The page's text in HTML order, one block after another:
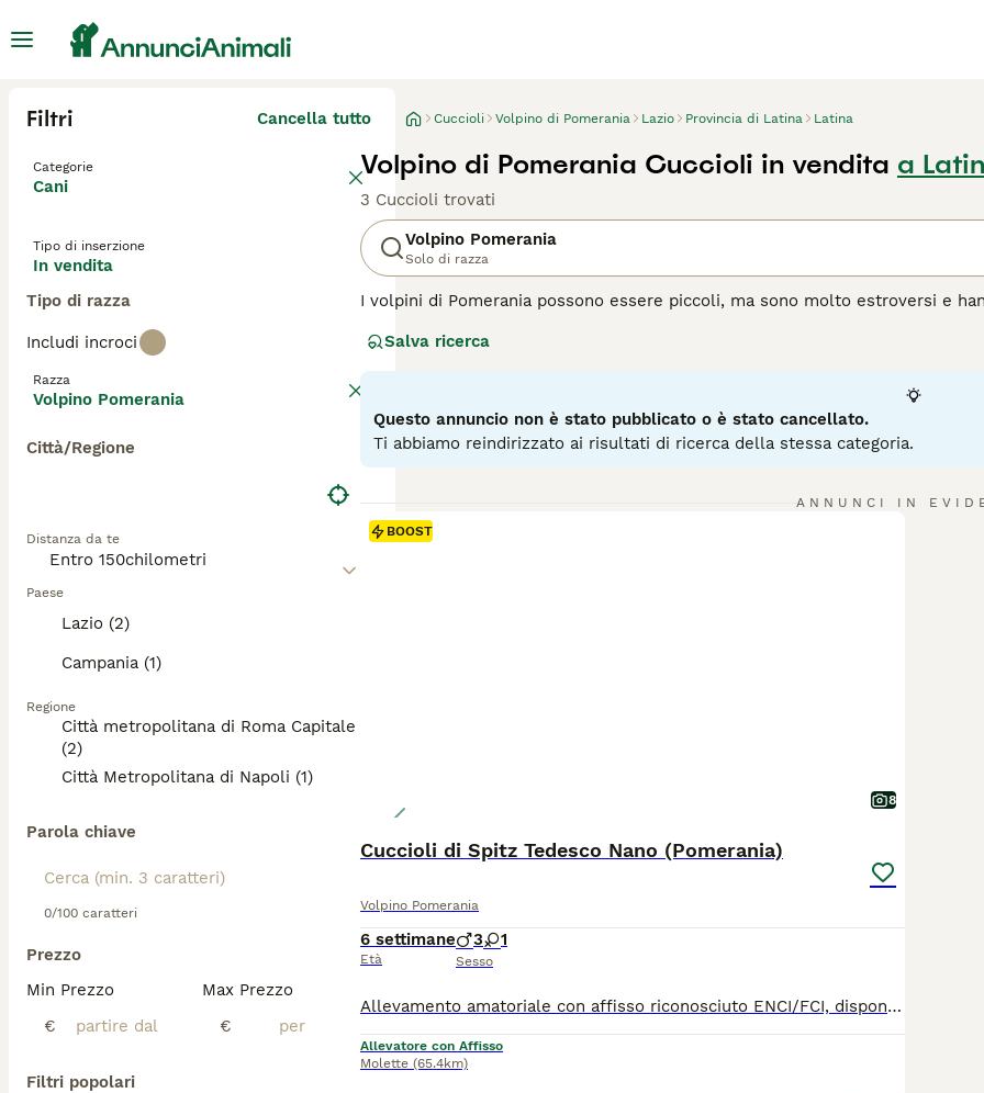
Filtri Cancella tutto
Categorie
Cani
Tipo di inserzione
In vendita
Tipo di razza
Includi incroci
Razza
Volpino Pomerania
Città/Regione
Distanza da te
Paese
Lazio (2)
Campania (1)
Regione
Città metropolitana di Roma Capitale
(2)
Città Metropolitana di Napoli (1)
Parola chiave
0/100 caratteri
Prezzo
Min Prezzo
€
Max Prezzo
€
Filtri popolari
Cuccioli Volpino di Pomerania Lazio Provincia di Latina Latina
Volpino di Pomerania Cuccioli in vendita a
3 Cuccioli trovati
Volpino Pomerania
Solo di razza
I volpini di Pomerania possono essere piccoli, ma sono molto estroversi e
questi volpini discendono dallo spitz tedesco, motivo per cui vengono
Leggi la nostra pagina di consigli sul Volpino Pomerania per informazioni su
Salva ricerca
Questo annuncio non è stato pubblicato o è stato cancellato.
Ti abbiamo reindirizzato ai risultati di ricerca della stessa categoria.
ANNUNCI IN
BOOST
8
Cuccioli di Spitz Tedesco Nano (Pomerania)
Volpino Pomerania
6 settimane
Età
3 1
Sesso
Allevamento amatoriale con affisso riconosciuto ENCI/FCI, dispone di 3 maschietti, nati il 20 giugno 2026. Genitori entarmbi con DNA depositato e test genetici (Patella 0 0, necrosi testa femore negat.): papà Riproduttore Selezionato. Cresciuti in ambiente familiare, abituati al contatto umano e alle principali routines domestiche. I cuccioli verranno ceduti con Pedigree ENCI, iscrizione anagrafe canina reg. Lazio (microchio inoculato), 3 sverminazioni, vaccinazioni allineate all'età, passaggio di proprietà, contratto di cessione e puppy kit. Per ulteriori informazioni, foto /video o per fissare una visita contattateci senza impegno.
Allevatore con Affisso
Molette (65.4km)